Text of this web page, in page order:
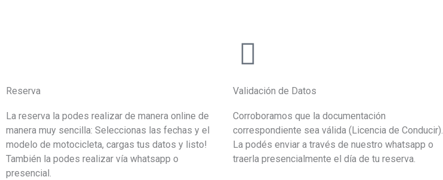
Reserva
La reserva la podes realizar de manera online de
manera muy sencilla: Seleccionas las fechas y el
modelo de motocicleta, cargas tus datos y listo!
También la podes realizar vía whatsapp o
presencial.
Validación de Datos
Corroboramos que la documentación
correspondiente sea válida (Licencia de Conducir).
La podés enviar a través de nuestro whatsapp o
traerla presencialmente el día de tu reserva.